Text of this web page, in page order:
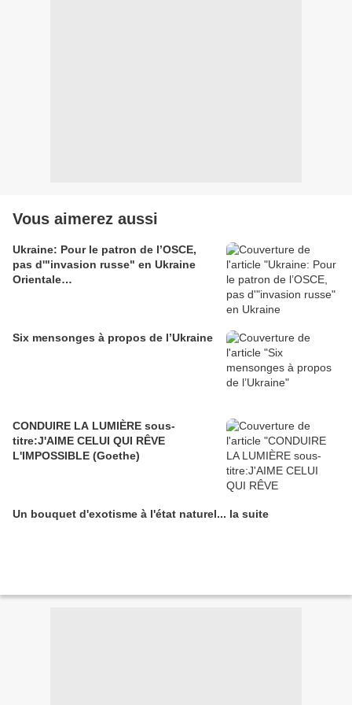
Vous aimerez aussi
Ukraine: Pour le patron de l’OSCE,
pas d'"invasion russe" en Ukraine
Orientale…
Six mensonges à propos de l’Ukraine
CONDUIRE LA LUMIÈRE sous-
titre:J'AIME CELUI QUI RÊVE
L'IMPOSSIBLE (Goethe)
Un bouquet d'exotisme à l'état naturel... la suite